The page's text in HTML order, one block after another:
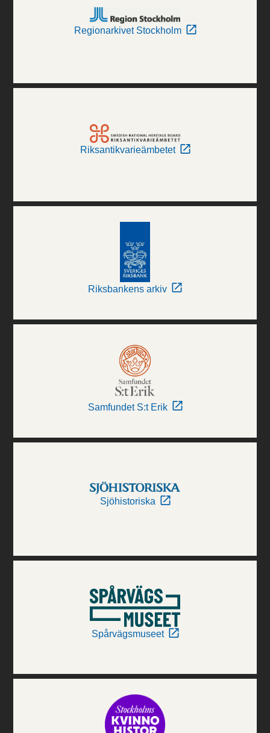
Regionarkivet Stockholm
Riksantikvarieämbetet
Riksbankens arkiv
Samfundet S:t Erik
Sjöhistoriska
Spårvägsmuseet